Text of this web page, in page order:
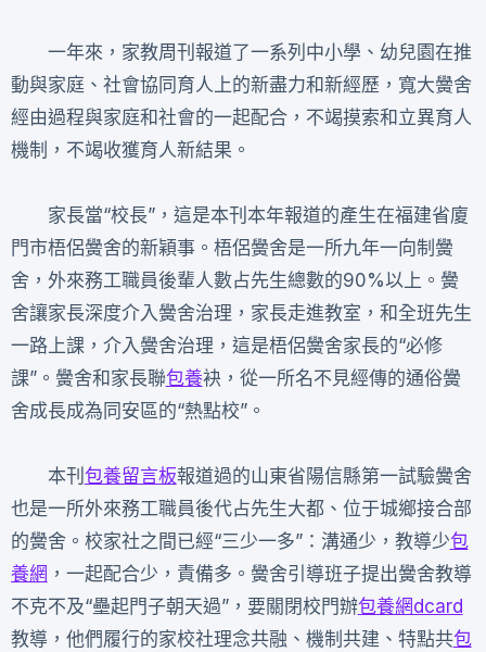
一年來，家教周刊報道了一系列中小學、幼兒園在推
動與家庭、社會協同育人上的新盡力和新經歷，寬大黌舍
經由過程與家庭和社會的一起配合，不竭摸索和立異育人
機制，不竭收獲育人新結果。
家長當“校長”，這是本刊本年報道的產生在福建省廈
門市梧侶黌舍的新穎事。梧侶黌舍是一所九年一向制黌
舍，外來務工職員後輩人數占先生總數的90%以上。黌
舍讓家長深度介入黌舍治理，家長走進教室，和全班先生
一路上課，介入黌舍治理，這是梧侶黌舍家長的“必修
課”。黌舍和家長聯包養袂，從一所名不見經傳的通俗黌
舍成長成為同安區的“熱點校”。
本刊 包養留言板報道過的山東省陽信縣第一試驗黌舍
也是一所外來務工職員後代占先生大都、位于城鄉接合部
的黌舍。校家社之間已經“三少一多”：溝通少，教導少包
養網 ，一起配合少，責備多。黌舍引導班子提出黌舍教導
不克不及“壘起門子朝天過”，要關閉校門辦包養網dcard
教導，他們履行的家校社理念共融、機制共建、特點共包